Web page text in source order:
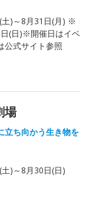
)～8月31日(月) ※
(日)※開催日はイベ
公式サイト参照
場
立ち向かう生き物を
)～8月30日(日)